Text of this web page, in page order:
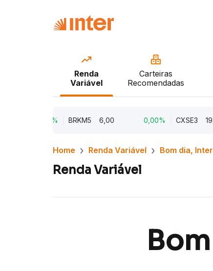
Renda
Variável
Carteiras
Recomendadas
BRKM5 6,00 0,00% CXSE3 19,65
Home Renda Variável Bom dia,
Renda Variável